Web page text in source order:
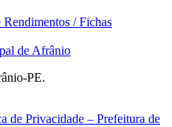
/ Fichas
de Afrânio
PE.
de Privacidade – Prefeitura de